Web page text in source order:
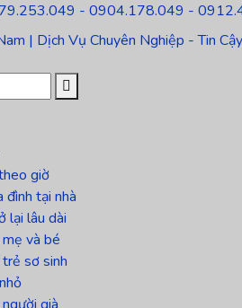
- 0904.178.049 -
giờ
đình tại nhà
lại lâu dài
và bé
sơ sinh